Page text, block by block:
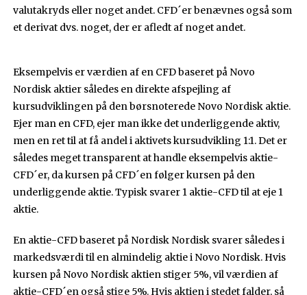
valutakryds eller noget andet. CFD´er benævnes også som
et derivat dvs. noget, der er afledt af noget andet.
Eksempelvis er værdien af en CFD baseret på Novo
Nordisk aktier således en direkte afspejling af
kursudviklingen på den børsnoterede Novo Nordisk aktie.
Ejer man en CFD, ejer man ikke det underliggende aktiv,
men en ret til at få andel i aktivets kursudvikling 1:1. Det er
således meget transparent at handle eksempelvis aktie-
CFD´er, da kursen på CFD´en følger kursen på den
underliggende aktie. Typisk svarer 1 aktie-CFD til at eje 1
aktie.
En aktie-CFD baseret på Nordisk Nordisk svarer således i
markedsværdi til en almindelig aktie i Novo Nordisk. Hvis
kursen på Novo Nordisk aktien stiger 5%, vil værdien af
aktie-CFD´en også stige 5%. Hvis aktien i stedet falder, så